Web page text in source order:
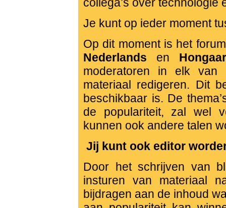
Je kunt op ieder moment
Op dit moment is het
Nederlands en
moderatoren in elk van
materiaal redigeren. Dit
beschikbaar is. De
de populariteit, zal wel
kunnen ook andere talen
Jij kunt ook editor
Door het schrijven van
insturen van materiaal
bijdragen aan de inhoud